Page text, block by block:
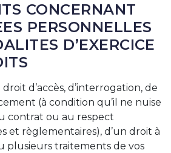
CONCERNANT
PERSONNELLES
D’EXERCICE
droit d’accès, d’interrogation, de
(à condition qu’il ne nuise
contrat ou au respect
et règlementaires), d’un droit à
plusieurs traitements de vos